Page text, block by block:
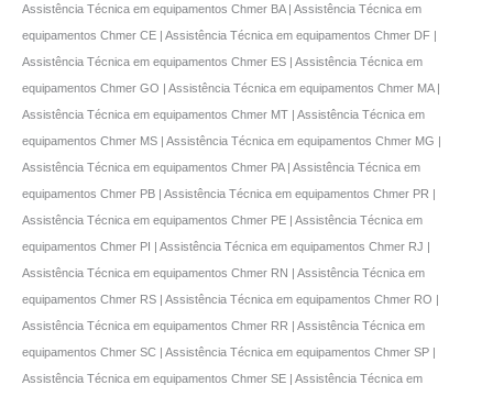
Assistência Técnica em equipamentos Chmer BA | Assistência Técnica em
equipamentos Chmer CE | Assistência Técnica em equipamentos Chmer DF |
Assistência Técnica em equipamentos Chmer ES | Assistência Técnica em
equipamentos Chmer GO | Assistência Técnica em equipamentos Chmer MA |
Assistência Técnica em equipamentos Chmer MT | Assistência Técnica em
equipamentos Chmer MS | Assistência Técnica em equipamentos Chmer MG |
Assistência Técnica em equipamentos Chmer PA | Assistência Técnica em
equipamentos Chmer PB | Assistência Técnica em equipamentos Chmer PR |
Assistência Técnica em equipamentos Chmer PE | Assistência Técnica em
equipamentos Chmer PI | Assistência Técnica em equipamentos Chmer RJ |
Assistência Técnica em equipamentos Chmer RN | Assistência Técnica em
equipamentos Chmer RS | Assistência Técnica em equipamentos Chmer RO |
Assistência Técnica em equipamentos Chmer RR | Assistência Técnica em
equipamentos Chmer SC | Assistência Técnica em equipamentos Chmer SP |
Assistência Técnica em equipamentos Chmer SE | Assistência Técnica em